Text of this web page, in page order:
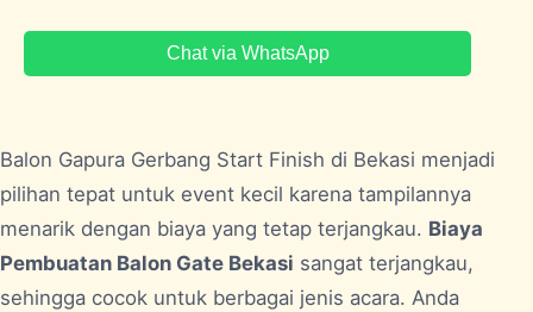
Chat via WhatsApp
Balon Gapura Gerbang Start Finish di Bekasi menjadi
pilihan tepat untuk event kecil karena tampilannya
menarik dengan biaya yang tetap terjangkau. Biaya
Pembuatan Balon Gate Bekasi sangat terjangkau,
sehingga cocok untuk berbagai jenis acara. Anda